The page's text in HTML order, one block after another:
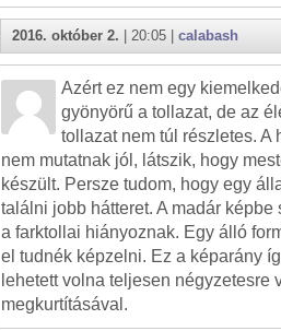
2016. október 2. | 20:05 | calabash
Azért ez nem egy
gyönyörű a tollazat, de az
tollazat nem túl részletes. A
nem mutatnak jól, látszik, hogy
készült. Persze tudom, hogy egy
találni jobb hátteret. A madár képbe
a farktollai hiányoznak. Egy álló
el tudnék képzelni. Ez a képarány
lehetett volna teljesen négyzetesre
megkurtításával.